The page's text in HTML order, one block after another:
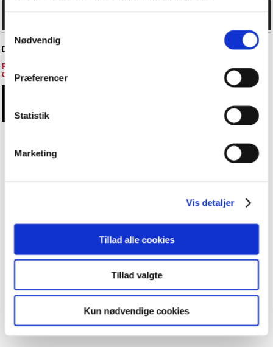
Nødvendig
Præferencer
Statistik
Marketing
Vis detaljer
Tillad alle cookies
Tillad valgte
Kun nødvendige cookies
BadmintonPlayer.dk - +4570605076 -
Privatlivspolitik i BD
Handelsbetingelser
Cookieindstillinger